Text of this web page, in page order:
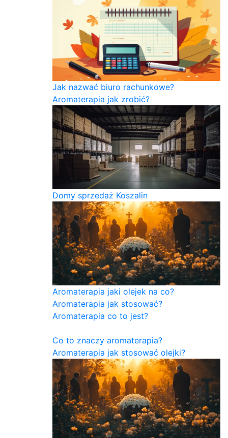
Jak nazwać biuro rachunkowe?
Aromaterapia jak zrobić?
Domy sprzedaż Koszalin
Aromaterapia jaki olejek na co?
Aromaterapia jak stosować?
Aromaterapia co to jest?
Co to znaczy aromaterapia?
Aromaterapia jak stosować olejki?